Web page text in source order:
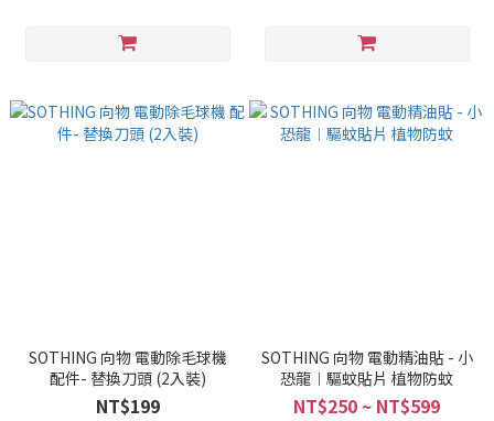
SOTHING 向物 電動除毛球機
配件- 替換刀頭 (2入裝)
NT$199
SOTHING 向物 電動精油貼 - 小
恐龍︱驅蚊貼片 植物防蚊
NT$250 ~ NT$599